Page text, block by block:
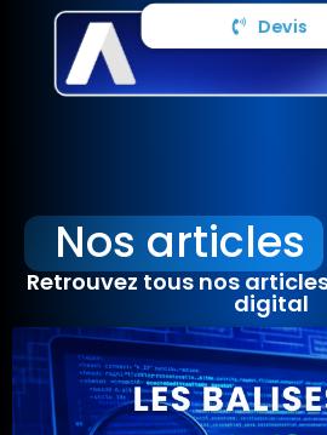
Devis
Nos articles
Retrouvez tous nos
digital